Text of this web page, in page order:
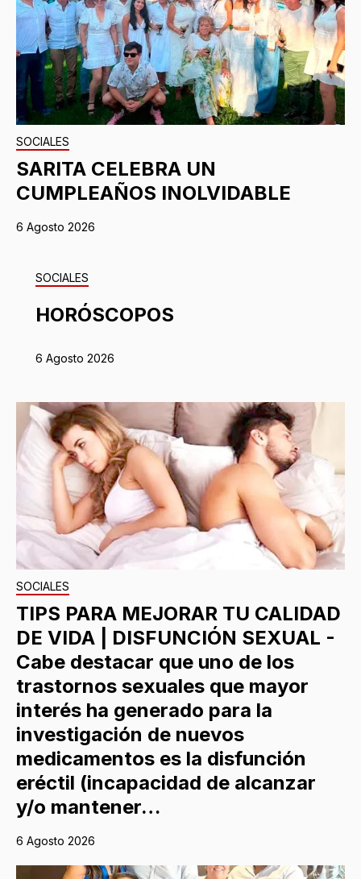
SOCIALES
SARITA CELEBRA UN
CUMPLEAÑOS INOLVIDABLE
6 Agosto 2026
SOCIALES
HORÓSCOPOS
6 Agosto 2026
SOCIALES
TIPS PARA MEJORAR TU CALIDAD
DE VIDA | DISFUNCIÓN SEXUAL -
Cabe destacar que uno de los
trastornos sexuales que mayor
interés ha generado para la
investigación de nuevos
medicamentos es la disfunción
eréctil (incapacidad de alcanzar
y/o mantener…
6 Agosto 2026